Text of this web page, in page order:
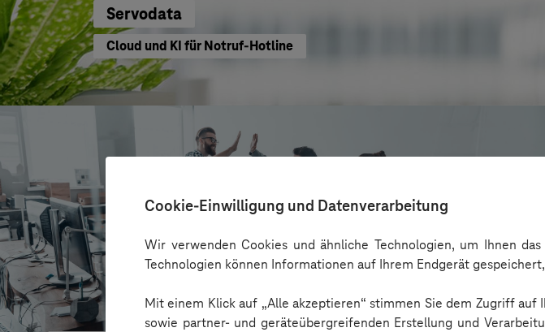
Cookie-Einwilligung und Datenverarbeitung
Wir verwenden Cookies und ähnliche Technologien, um Ihnen
Technologien können Informationen auf Ihrem Endgerät
Mit einem Klick auf „Alle akzeptieren“ stimmen Sie dem Zugriff
sowie partner- und geräteübergreifenden Erstellung und
Servodata
Cloud und KI für Notruf-Hotline